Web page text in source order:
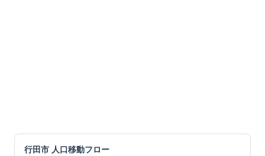
行田市 人口移動フロー